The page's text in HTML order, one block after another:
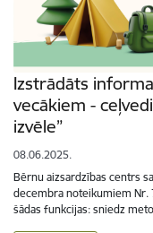
Izstrādāts
vecākiem -
izvēle”
08.06.2025.
Bērnu aizsardzības centrs
decembra noteikumiem Nr.
šādas funkcijas: sniedz